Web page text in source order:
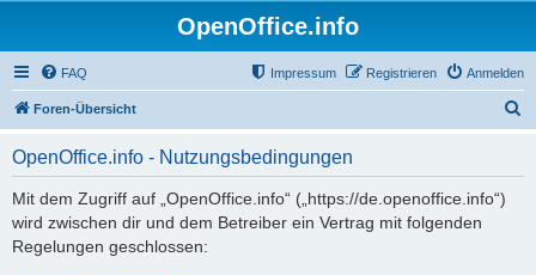
OpenOffice.info
FAQ Anmelden
Registrieren
Impressum
Foren-Übersicht
OpenOffice.info - Nutzungsbedingungen
Mit dem Zugriff auf „OpenOffice.info“ („https://de.openoffice.info“)
wird zwischen dir und dem Betreiber ein Vertrag mit folgenden
Regelungen geschlossen: